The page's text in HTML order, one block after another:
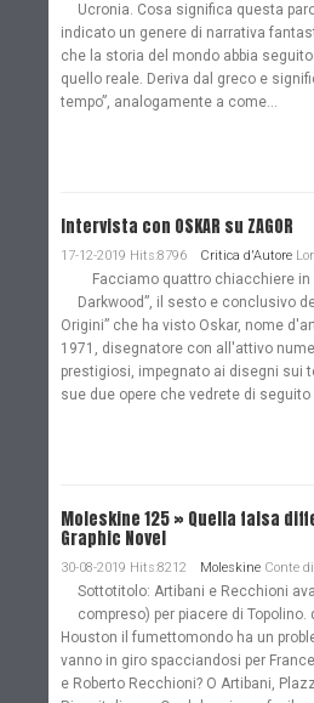
Ucronia. Cosa significa questa
indicato un genere di narrativa
che la storia del mondo abbia
quello reale. Deriva dal greco e
tempo”, analogamente a come...
Intervista con OSKAR su ZAGOR
17-12-2019 Hits:8796 Critica d'Autore
Facciamo quattro chiacchiere in
Darkwood”, il sesto e conclusivo
Origini” che ha visto Oskar, nome
1971, disegnatore con all'attivo
prestigiosi, impegnato ai disegni sui
sue due opere che vedrete di seguito
Moleskine 125 » Quella falsa
Graphic Novel
30-08-2019 Hits:8212 Moleskine Conte
Sottotitolo: Artibani e Recchioni
compreso) per piacere di
Houston il fumettomondo ha un
vanno in giro spacciandosi per
e Roberto Recchioni? O Artibani,